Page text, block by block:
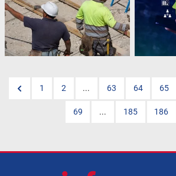
1 2 ... 63 64 65
69 ... 185 186